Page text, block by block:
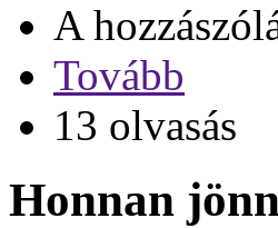
A
Tovább
13 olvasás
Honnan